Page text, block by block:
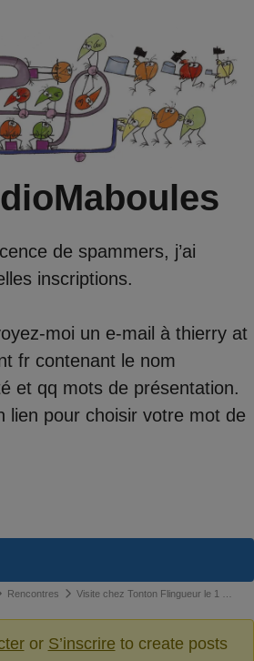
de spammers, j’ai
inscriptions.
moi un e-mail à thierry at
fr contenant le nom
et qq mots de présentation.
lien pour choisir votre mot de
Rencontres Visite chez Tonton Flingueur le 1 …
or S’inscrire to create posts
wplink